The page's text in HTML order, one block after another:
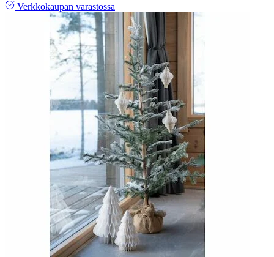
Verkkokaupan varastossa